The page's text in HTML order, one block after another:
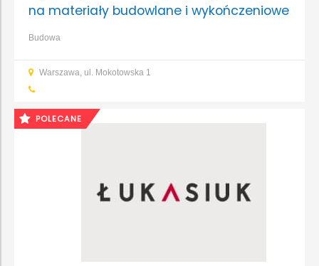
na materiały budowlane i wykończeniowe
Budowa
Warszawa, ul. Mokotowska 1
POLECANE